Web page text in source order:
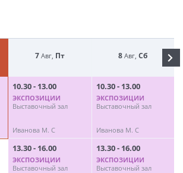
7 Авг, Пт 8 Авг,Сб
10.30 - 13.00
ЭКСПОЗИЦИИ
Выставочный зал
Иванова М. С
13.30 - 16.00
ЭКСПОЗИЦИИ
Выставочный зал
10.30 - 13.00
ЭКСПОЗИЦИИ
Выставочный зал
Иванова М. С
13.30 - 16.00
ЭКСПОЗИЦИИ
Выставочный зал